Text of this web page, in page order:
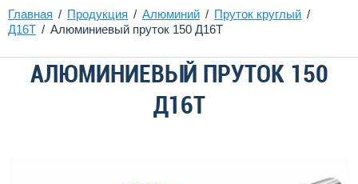
Главная Продукция Алюминий
Пруток круглый
Д16T
Алюминиевый пруток 150 Д16Т
АЛЮМИНИЕВЫЙ ПРУТОК 150
Д16Т